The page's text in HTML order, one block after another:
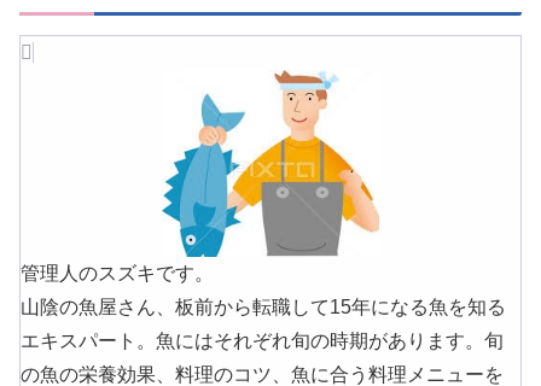
管理人のスズキです。
山陰の魚屋さん、板前から転職して15年になる魚を知る
エキスパート。魚にはそれぞれ旬の時期があります。旬
の魚の栄養効果、料理のコツ、魚に合う料理メニューを